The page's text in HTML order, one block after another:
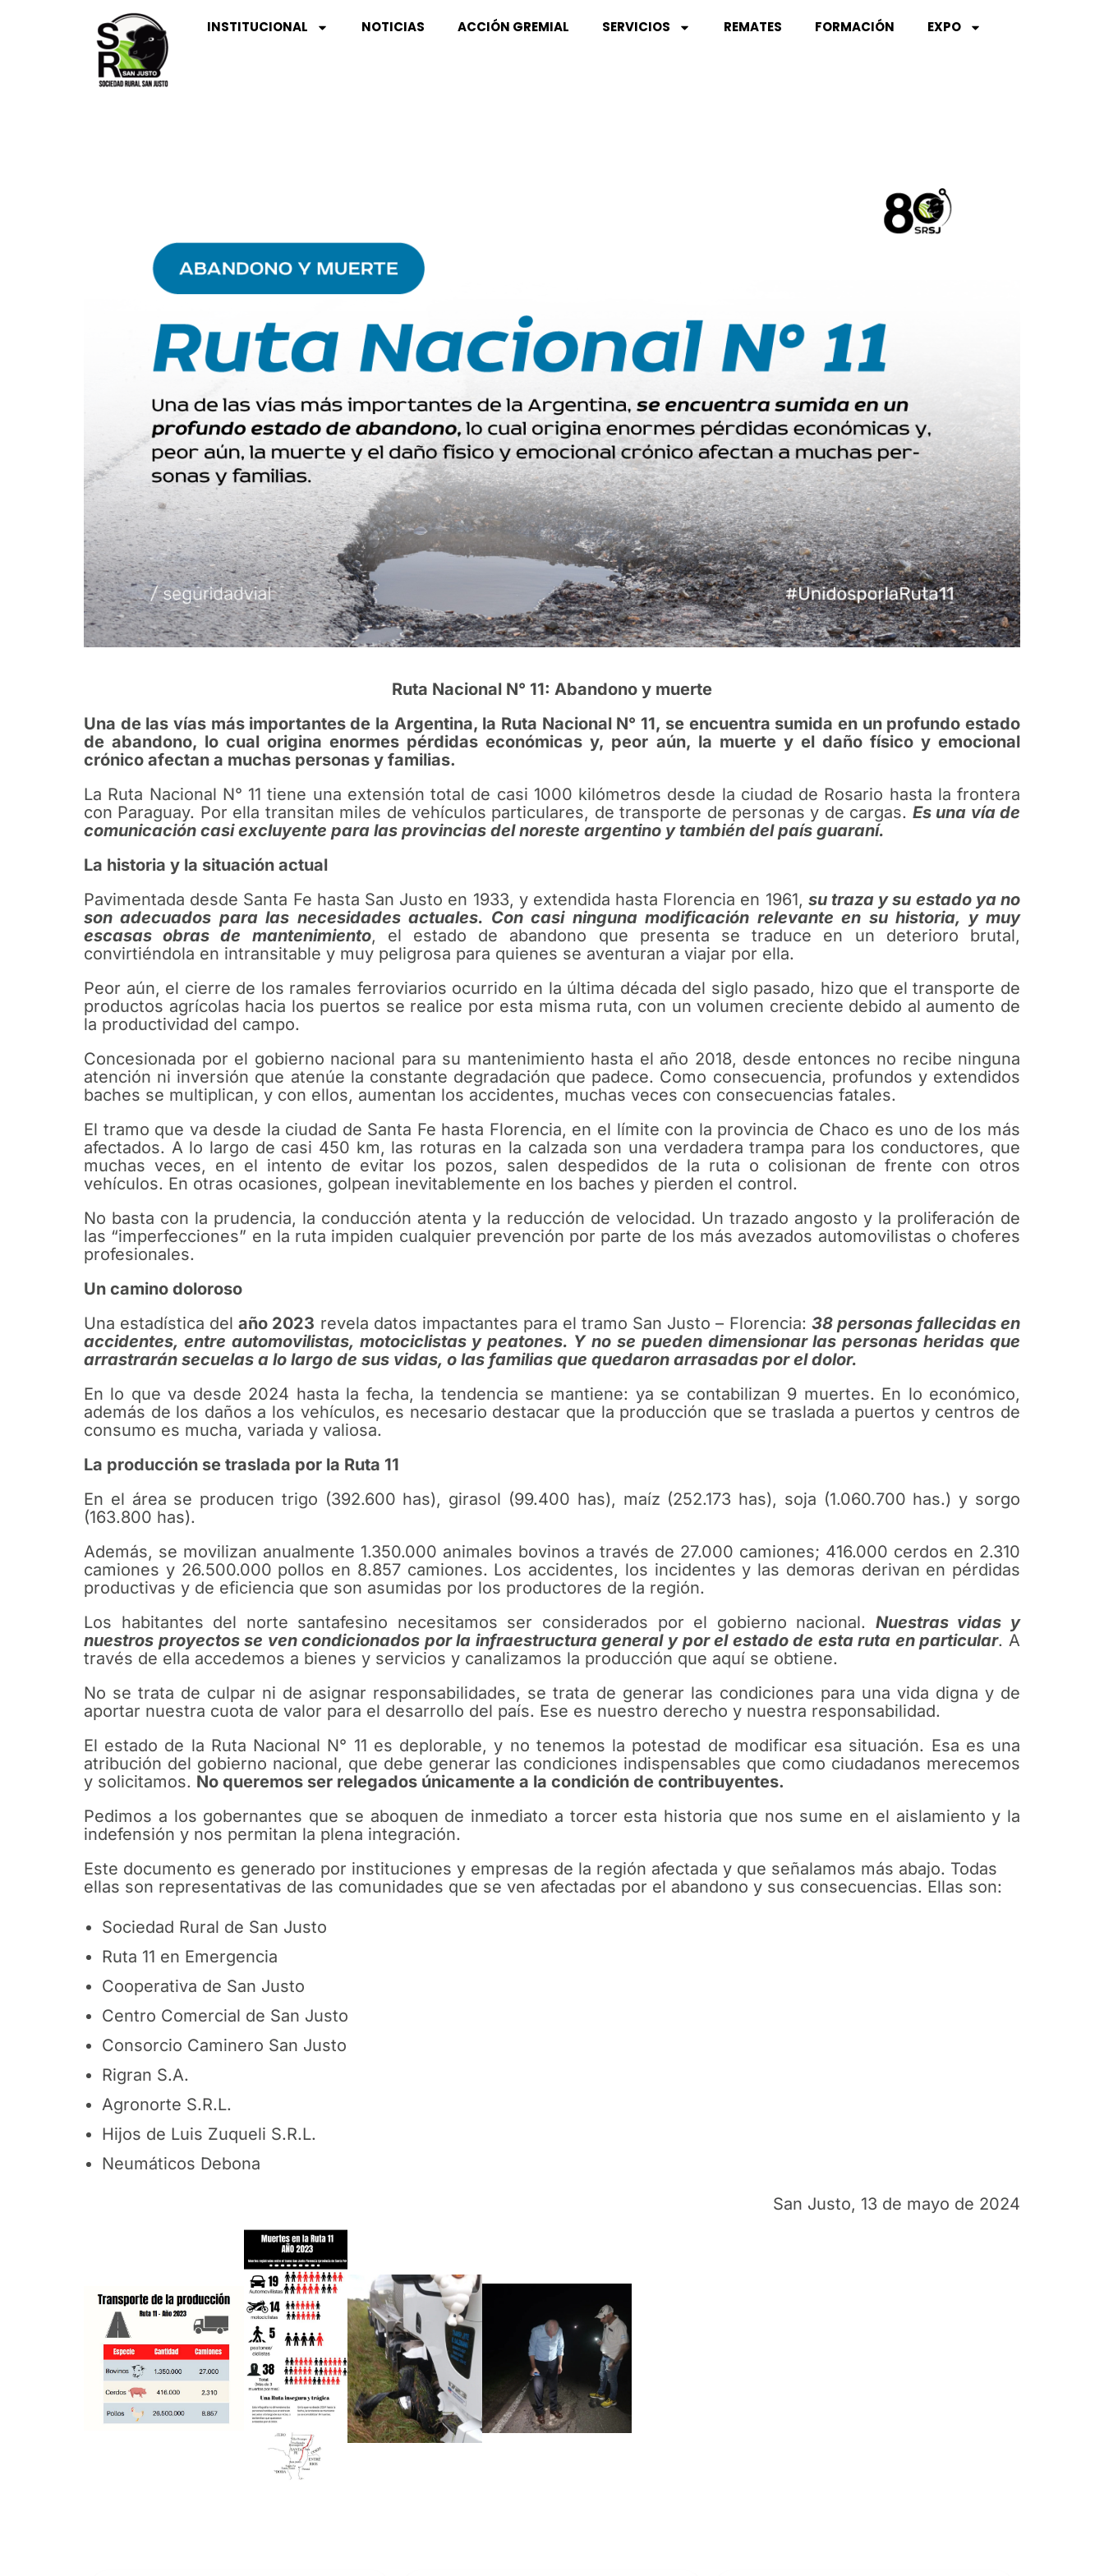
INSTITUCIONAL NOTICIAS ACCIÓN GREMIAL SERVICIOS REMATES FORMACIÓN EXPO
Ruta Nacional N° 11: Abandono y muerte
Una de las vías más importantes de la Argentina, la Ruta Nacional N° 11, se encuentra sumida en un profundo estado
de abandono, lo cual origina enormes pérdidas económicas y, peor aún, la muerte y el daño físico y emocional
crónico afectan a muchas personas y familias.
La Ruta Nacional N° 11 tiene una extensión total de casi 1000 kilómetros desde la ciudad de Rosario hasta la frontera
con Paraguay. Por ella transitan miles de vehículos particulares, de transporte de personas y de cargas. Es una vía de
comunicación casi excluyente para las provincias del noreste argentino y también del país guaraní.
La historia y la situación actual
Pavimentada desde Santa Fe hasta San Justo en 1933, y extendida hasta Florencia en 1961, su traza y su estado ya no
son adecuados para las necesidades actuales. Con casi ninguna modificación relevante en su historia, y muy
escasas obras de mantenimiento, el estado de abandono que presenta se traduce en un deterioro brutal,
convirtiéndola en intransitable y muy peligrosa para quienes se aventuran a viajar por ella.
Peor aún, el cierre de los ramales ferroviarios ocurrido en la última década del siglo pasado, hizo que el transporte de
productos agrícolas hacia los puertos se realice por esta misma ruta, con un volumen creciente debido al aumento de
la productividad del campo.
Concesionada por el gobierno nacional para su mantenimiento hasta el año 2018, desde entonces no recibe ninguna
atención ni inversión que atenúe la constante degradación que padece. Como consecuencia, profundos y extendidos
baches se multiplican, y con ellos, aumentan los accidentes, muchas veces con consecuencias fatales.
El tramo que va desde la ciudad de Santa Fe hasta Florencia, en el límite con la provincia de Chaco es uno de los más
afectados. A lo largo de casi 450 km, las roturas en la calzada son una verdadera trampa para los conductores, que
muchas veces, en el intento de evitar los pozos, salen despedidos de la ruta o colisionan de frente con otros
vehículos. En otras ocasiones, golpean inevitablemente en los baches y pierden el control.
No basta con la prudencia, la conducción atenta y la reducción de velocidad. Un trazado angosto y la proliferación de
las “imperfecciones” en la ruta impiden cualquier prevención por parte de los más avezados automovilistas o choferes
profesionales.
Un camino doloroso
Una estadística delaño 2023 revela datos impactantes para el tramo San Justo – Florencia: 38 personas fallecidas en
accidentes, entre automovilistas, motociclistas y peatones. Y no se pueden dimensionar las personas heridas que
arrastrarán secuelas a lo largo de sus vidas, o las familias que quedaron arrasadas por el dolor.
En lo que va desde 2024 hasta la fecha, la tendencia se mantiene: ya se contabilizan 9 muertes. En lo económico,
además de los daños a los vehículos, es necesario destacar que la producción que se traslada a puertos y centros de
consumo es mucha, variada y valiosa.
La producción se traslada por la Ruta 11
En el área se producen trigo (392.600 has), girasol (99.400 has), maíz (252.173 has), soja (1.060.700 has.) y sorgo
(163.800 has).
Además, se movilizan anualmente 1.350.000 animales bovinos a través de 27.000 camiones; 416.000 cerdos en 2.310
camiones y 26.500.000 pollos en 8.857 camiones. Los accidentes, los incidentes y las demoras derivan en pérdidas
productivas y de eficiencia que son asumidas por los productores de la región.
Los habitantes del norte santafesino necesitamos ser considerados por el gobierno nacional. Nuestras vidas y
nuestros proyectos se ven condicionados por la infraestructura general y por el estado de esta ruta en particular. A
través de ella accedemos a bienes y servicios y canalizamos la producción que aquí se obtiene.
No se trata de culpar ni de asignar responsabilidades, se trata de generar las condiciones para una vida digna y de
aportar nuestra cuota de valor para el desarrollo del país. Ese es nuestro derecho y nuestra responsabilidad.
El estado de la Ruta Nacional N° 11 es deplorable, y no tenemos la potestad de modificar esa situación. Esa es una
atribución del gobierno nacional, que debe generar las condiciones indispensables que como ciudadanos merecemos
y solicitamos. No queremos ser relegados únicamente a la condición de contribuyentes.
Pedimos a los gobernantes que se aboquen de inmediato a torcer esta historia que nos sume en el aislamiento y la
indefensión y nos permitan la plena integración.
Este documento es generado por instituciones y empresas de la región afectada y que señalamos más abajo. Todas
ellas son representativas de las comunidades que se ven afectadas por el abandono y sus consecuencias. Ellas son:
Sociedad Rural de San Justo
Ruta 11 en Emergencia
Cooperativa de San Justo
Centro Comercial de San Justo
Consorcio Caminero San Justo
Rigran S.A.
Agronorte S.R.L.
Hijos de Luis Zuqueli S.R.L.
Neumáticos Debona
San Justo, 13 de mayo de 2024